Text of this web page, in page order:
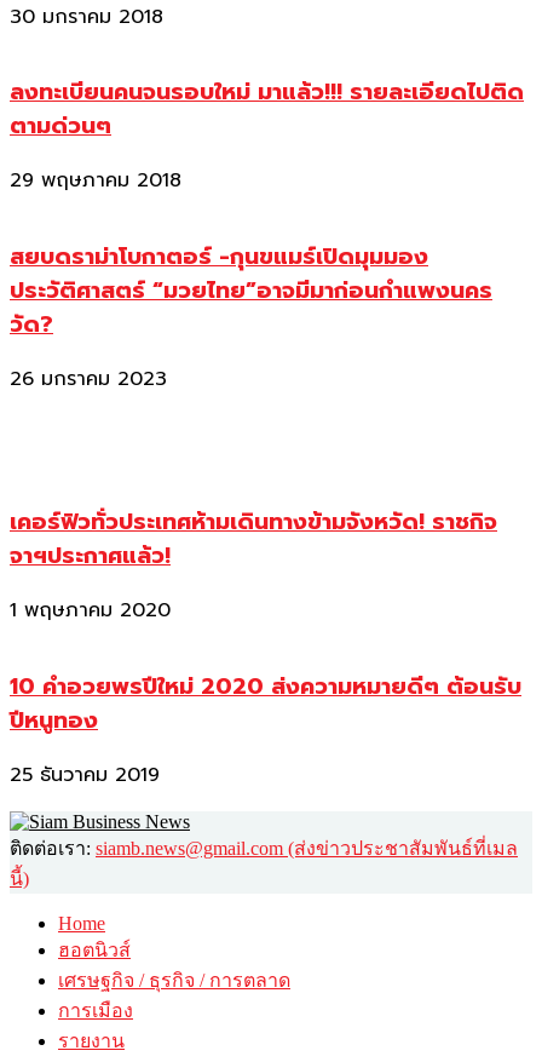
30 มกราคม 2018
ลงทะเบียนคนจนรอบใหม่ มาแล้ว!!! รายละเอียดไปติด
ตามด่วนๆ
29 พฤษภาคม 2018
สยบดราม่าโบกาตอร์ -กุนขแมร์เปิดมุมมอง
ประวัติศาสตร์ “มวยไทย”อาจมีมาก่อนกำแพงนคร
วัด?
26 มกราคม 2023
เคอร์ฟิวทั่วประเทศห้ามเดินทางข้ามจังหวัด! ราชกิจ
จาฯประกาศแล้ว!
1 พฤษภาคม 2020
10 คำอวยพรปีใหม่ 2020 ส่งความหมายดีๆ ต้อนรับ
ปีหนูทอง
25 ธันวาคม 2019
ติดต่อเรา: siamb.news@gmail.com (ส่งข่าวประชาสัมพันธ์ที่เมล
นี้)
Home
ฮอตนิวส์
เศรษฐกิจ / ธุรกิจ / การตลาด
การเมือง
รายงาน